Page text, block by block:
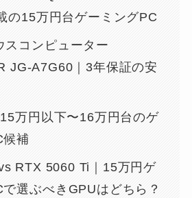
の15万円台ゲーミングPC
スコンピューター
JG-A7G60｜3年保証の安
15万円以下〜16万円台のゲ
候補
RTX 5060 Ti｜15万円ゲ
選ぶべきGPUはどちら？